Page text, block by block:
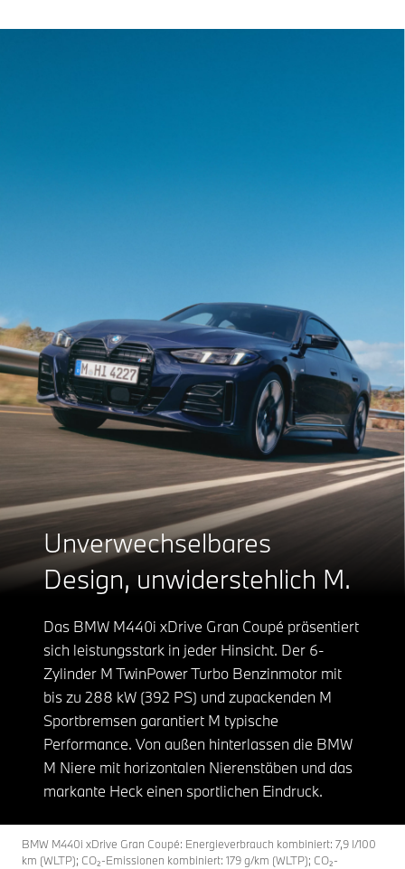
Unverwechselbares
Design, unwiderstehlich M.
Das BMW M440i xDrive Gran Coupé präsentiert
sich leistungsstark in jeder Hinsicht. Der 6-
Zylinder M TwinPower Turbo Benzinmotor mit
bis zu 288 kW (392 PS) und zupackenden M
Sportbremsen garantiert M typische
Performance. Von außen hinterlassen die BMW
M Niere mit horizontalen Nierenstäben und das
markante Heck einen sportlichen Eindruck.
BMW M440i xDrive Gran Coupé: Energieverbrauch kombiniert: 7,9 l/100
km (WLTP); CO₂-Emissionen kombiniert: 179 g/km (WLTP); CO₂-